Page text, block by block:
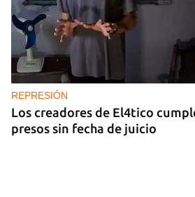
REPRESIÓN
Los creadores de El4tico
presos sin fecha de juicio